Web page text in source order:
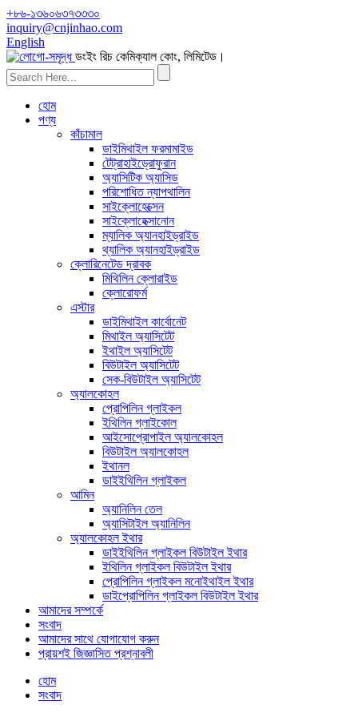
+৮৬-১৩৬০৬৩৭৩৩৩০
inquiry@cnjinhao.com
English
ডংইং রিচ কেমিক্যাল কোং, লিমিটেড।
হোম
পণ্য
কাঁচামাল
ডাইমিথাইল ফরমামাইড
টেট্রাহাইড্রোফুরান
অ্যাসিটিক অ্যাসিড
পরিশোধিত ন্যাপথালিন
সাইক্লোহেক্সেন
সাইক্লোহেক্সানোন
ম্যালিক অ্যানহাইড্রাইড
থ্যালিক অ্যানহাইড্রাইড
ক্লোরিনেটেড দ্রাবক
মিথিলিন ক্লোরাইড
ক্লোরোফর্ম
এস্টার
ডাইমিথাইল কার্বোনেট
মিথাইল অ্যাসিটেট
ইথাইল অ্যাসিটেট
বিউটাইল অ্যাসিটেট
সেক-বিউটাইল অ্যাসিটেট
অ্যালকোহল
প্রোপিলিন গ্লাইকল
ইথিলিন গ্লাইকোল
আইসোপ্রোপাইল অ্যালকোহল
বিউটাইল অ্যালকোহল
ইথানল
ডাইইথিলিন গ্লাইকল
আমিন
অ্যানিলিন তেল
অ্যাসিটাইল অ্যানিলিন
অ্যালকোহল ইথার
ডাইইথিলিন গ্লাইকল বিউটাইল ইথার
ইথিলিন গ্লাইকল বিউটাইল ইথার
প্রোপিলিন গ্লাইকল মনোইথাইল ইথার
ডাইপ্রোপিলিন গ্লাইকল বিউটাইল ইথার
আমাদের সম্পর্কে
সংবাদ
আমাদের সাথে যোগাযোগ করুন
প্রায়শই জিজ্ঞাসিত প্রশ্নাবলী
হোম
সংবাদ